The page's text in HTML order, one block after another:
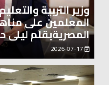
وزير التربية
المعلمين على
المصريةبقلم